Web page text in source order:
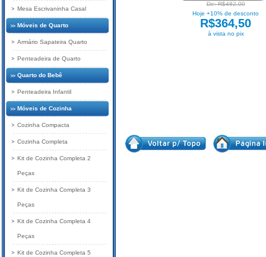
De: R$482,00
Hoje +10% de desconto
R$364,50
à vista no pix
Mesa Escrivaninha Casal
Móveis de Quarto
Armário Sapateira Quarto
Penteadeira de Quarto
Quarto do Bebê
Penteadeira Infantil
Móveis de Cozinha
Cozinha Compacta
Cozinha Completa
Kit de Cozinha Completa 2
Peças
Kit de Cozinha Completa 3
Peças
Kit de Cozinha Completa 4
Peças
Kit de Cozinha Completa 5